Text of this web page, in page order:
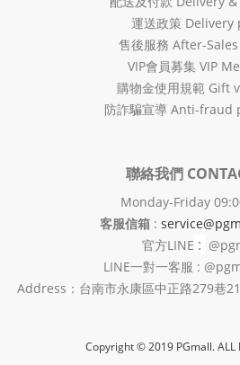
運送政策 Delivery
售後服務 After-
VIP會員募集 VIP
購物金使用規範 Gift
防詐騙宣導 Anti-fraud
聯絡我們
Monday-Friday
客服信箱 :
官方LINE :
LINE一對一客服 :
Address：台南市永康區中正路279巷
Copyright © 2019 PGmall. ALL